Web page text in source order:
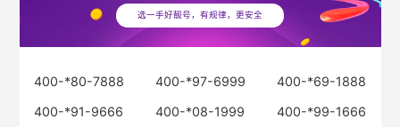
选一手好靓号，有规律，更安全
400-*80-7888 400-*97-6999
400-*69-1888
400-*91-9666
400-*08-1999
400-*99-1666